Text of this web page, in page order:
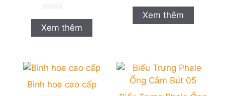
0
n
g
o
Xem thêm
0
n
g
o
Xem thêm
Bình hoa cao cấp